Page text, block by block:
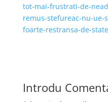
tot-mai-frustrati-de-
remus-stefureac-nu-ue-
foarte-restransa-de-
Introdu